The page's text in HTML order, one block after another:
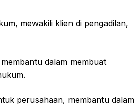
mewakili klien di pengadilan,
dalam membuat
perusahaan, membantu dalam